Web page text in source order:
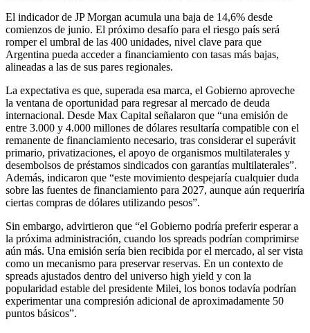
El indicador de JP Morgan acumula una baja de 14,6% desde
comienzos de junio. El próximo desafío para el riesgo país será
romper el umbral de las 400 unidades, nivel clave para que
Argentina pueda acceder a financiamiento con tasas más bajas,
alineadas a las de sus pares regionales.
La expectativa es que, superada esa marca, el Gobierno aproveche
la ventana de oportunidad para regresar al mercado de deuda
internacional. Desde Max Capital señalaron que “una emisión de
entre 3.000 y 4.000 millones de dólares resultaría compatible con el
remanente de financiamiento necesario, tras considerar el superávit
primario, privatizaciones, el apoyo de organismos multilaterales y
desembolsos de préstamos sindicados con garantías multilaterales”.
Además, indicaron que “este movimiento despejaría cualquier duda
sobre las fuentes de financiamiento para 2027, aunque aún requeriría
ciertas compras de dólares utilizando pesos”.
Sin embargo, advirtieron que “el Gobierno podría preferir esperar a
la próxima administración, cuando los spreads podrían comprimirse
aún más. Una emisión sería bien recibida por el mercado, al ser vista
como un mecanismo para preservar reservas. En un contexto de
spreads ajustados dentro del universo high yield y con la
popularidad estable del presidente Milei, los bonos todavía podrían
experimentar una compresión adicional de aproximadamente 50
puntos básicos”.